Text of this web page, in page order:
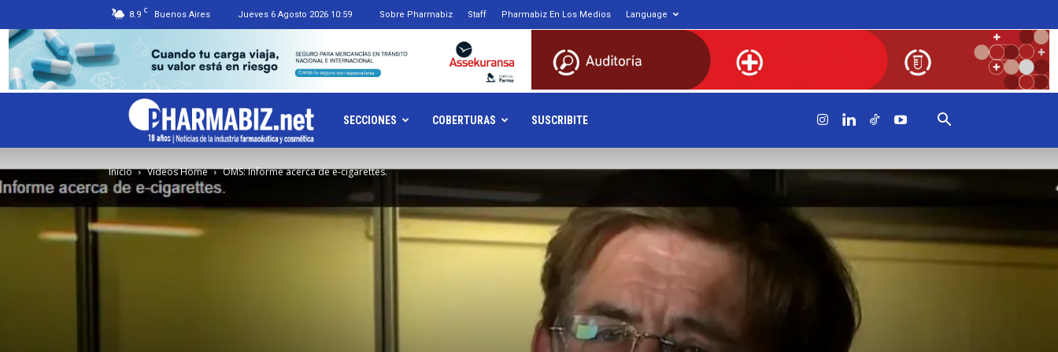
8.9 C Buenos Aires Jueves 6 Agosto 2026 10:59 Sobre Pharmabiz Staff Pharmabiz En Los Medios Language
Pharmabiz.NET
SECCIONES COBERTURAS SUSCRIBITE
Inicio Videos Home OMS: Informe acerca de e-cigarettes.